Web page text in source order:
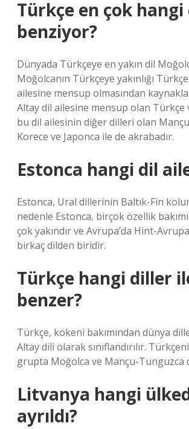
Türkçe en çok hangi
benziyor?
Dünyada Türkçeye en yakın dil
Moğolcanın Türkçeye yakınlığı
ailesine mensup olmasından
Altay dil ailesine mensup olan Türkçe
bu dil ailesinin diğer dilleri olan
Korece ve Japonca ile de akrabadır.
Estonca hangi dil
Estonca, Ural dillerinin Baltık-Fin
nedenle Estonca, birçok özellik
çok yakındır ve Avrupa’da Hint-
birkaç dilden biridir.
Türkçe hangi diller
benzer?
Türkçe, kökeni bakımından dünya
Altay dili olarak sınıflandırılır.
grupta Moğolca ve Mançu-Tunguzca
Litvanya hangi
ayrıldı?